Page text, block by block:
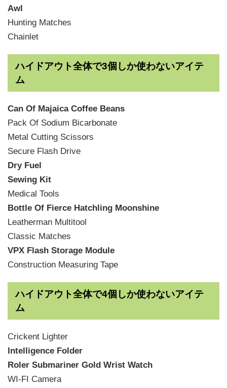
Awl
Hunting Matches
Chainlet
ハイドアウト全体で3個しか使わないアイテ
ム
Can Of Majaica Coffee Beans
Pack Of Sodium Bicarbonate
Metal Cutting Scissors
Secure Flash Drive
Dry Fuel
Sewing Kit
Medical Tools
Bottle Of Fierce Hatchling Moonshine
Leatherman Multitool
Classic Matches
VPX Flash Storage Module
Construction Measuring Tape
ハイドアウト全体で4個しか使わないアイテ
ム
Crickent Lighter
Intelligence Folder
Roler Submariner Gold Wrist Watch
WI-FI Camera